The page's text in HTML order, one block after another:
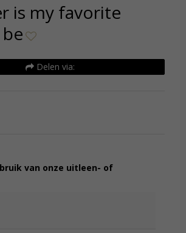
is my favorite
Delen via:
van onze uitleen- of